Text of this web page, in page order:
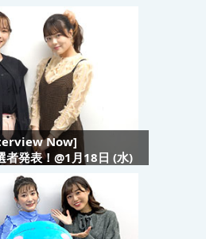
Now]
者発表！@1月18日 (水)